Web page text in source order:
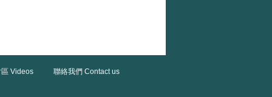
Videos 聯絡我們 Contact us